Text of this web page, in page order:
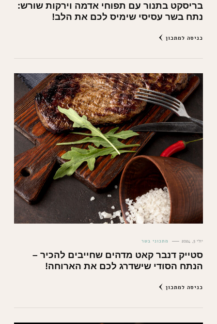
בריסקט בתנור עם תפוחי אדמה וירקות שורש:
נתח בשר עסיסי שימיס לכם את הלב!
כניסה למתכון
יולי 5, 2024 מתכוני בשר
סטייק דנבר קאט מדהים שחייבים להכיר –
הנתח הסודי שישדרג לכם את הארוחה!
כניסה למתכון